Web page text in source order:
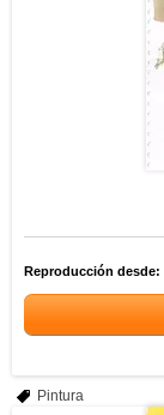
Reproducción desde:
Pintura